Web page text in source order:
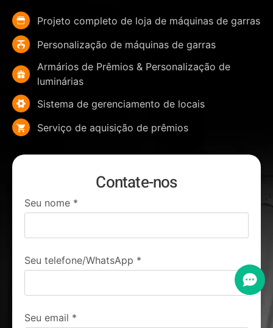
Projeto completo de loja de máquinas de garras
Personalização de máquinas de garras
Armários de Prêmios & Personalização de
luminárias
Sistema de gerenciamento de locais
Serviço de aquisição de prêmios
Contate-nos
Seu nome *
Seu telefone/WhatsApp *
Seu email *